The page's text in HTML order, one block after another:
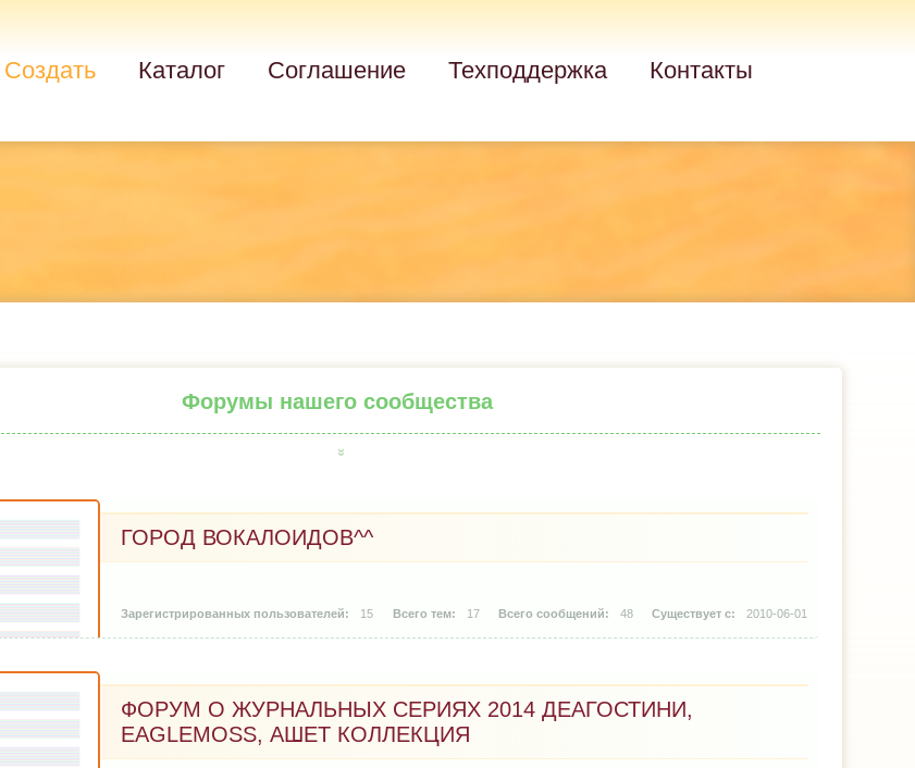
Создать Каталог Соглашение Техподдержка Контакты
Форумы нашего сообщества
ГОРОД ВОКАЛОИДОВ^^
15 17 48 2010-06-01
ФОРУМ О ЖУРНАЛЬНЫХ СЕРИЯХ 2014 ДЕАГОСТИНИ,
EAGLEMOSS, АШЕТ КОЛЛЕКЦИЯ